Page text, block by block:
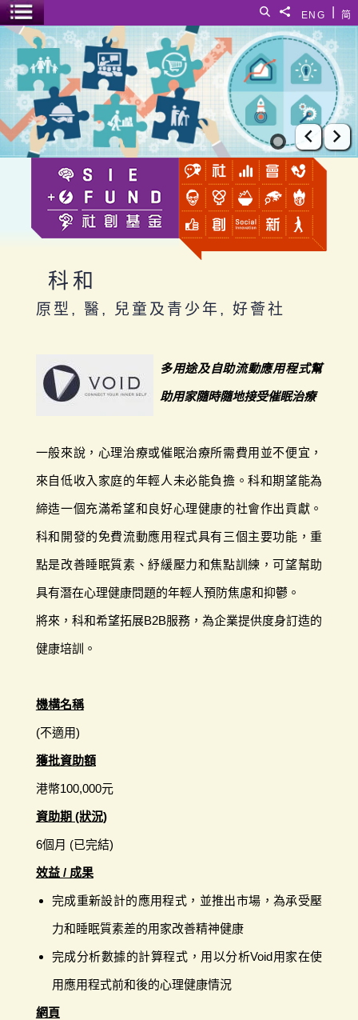
简
ENG
分享給
搜尋
選單開關
科和
上一張
下
科和
原型, 醫, 兒童及青少年, 好薈社
多用途及自助流動應用程式幫
助用家隨時隨地接受催眠治療
一般來說，心理治療或催眠治療所需費用並不便宜，
來自低收入家庭的年輕人未必能負擔。科和期望能為
締造一個充滿希望和良好心理健康的社會作出貢獻。
科和開發的免費流動應用程式具有三個主要功能，重
點是改善睡眠質素、紓緩壓力和焦點訓練，可望幫助
具有潛在心理健康問題的年輕人預防焦慮和抑鬱。
將來，科和希望拓展B2B服務，為企業提供度身訂造的
健康培訓。
機構名稱
(不適用)
獲批資助額
港幣100,000元
資助期 (狀況)
6個月 (已完結)
效益 / 成果
完成重新設計的應用程式，並推出市場，為承受壓
力和睡眠質素差的用家改善精神健康
完成分析數據的計算程式，用以分析Void用家在使
用應用程式前和後的心理健康情況
網頁